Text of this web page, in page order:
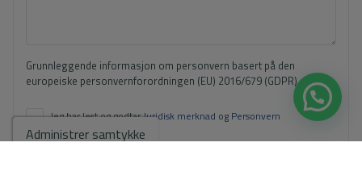
Grunnleggende informasjon om personvern basert på den
europeiske personvernforordningen (EU) 2016/679 (GDPR).+ Info
Jeg har lest og godtarJuridisk merknad og Personvern
Jeg godtar kommersielle sendinger
Administrer samtykke